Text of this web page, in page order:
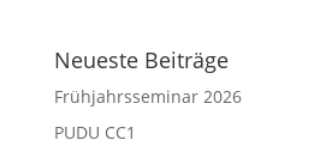
Neueste Beiträge
Frühjahrsseminar 2026
PUDU CC1